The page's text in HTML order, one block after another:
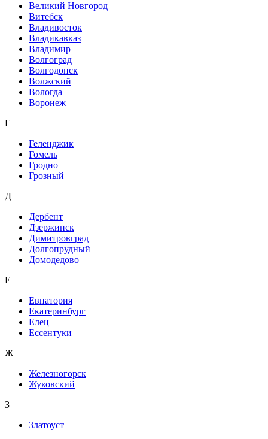
Великий Новгород
Витебск
Владивосток
Владикавказ
Владимир
Волгоград
Волгодонск
Волжский
Вологда
Воронеж
Г
Геленджик
Гомель
Гродно
Грозный
Д
Дербент
Дзержинск
Димитровград
Долгопрудный
Домодедово
Е
Евпатория
Екатеринбург
Елец
Ессентуки
Ж
Железногорск
Жуковский
З
Златоуст